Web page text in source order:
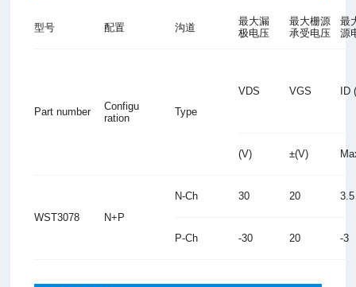
型号 配置 沟道
最大漏
极电压
最大栅源
承受电压
最
源
Part number
Configu
ration
Type
VDS VGS ID
(V) ±(V)
WST3078 N+P
N-Ch 30 20
P-Ch -30 20 -3